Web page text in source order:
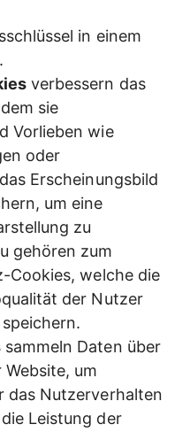
in einem
verbessern das
sie
Vorlieben wie
oder
Erscheinungsbild
um eine
zu
gehören zum
Cookies, welche die
der Nutzer
sammeln Daten über
um
das Nutzerverhalten
Leistung der